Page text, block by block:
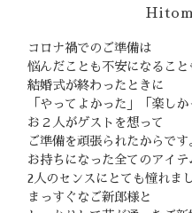
コロナ禍でのご準備は
悩んだことも不安になること
結婚式が終わったときに
「やってよかった」「楽し
お２人がゲストを想って
ご準備を頑張られたからです
お持ちになった全てのアイテ
2人のセンスにとても憧れまし
まっすぐなご新郎様と